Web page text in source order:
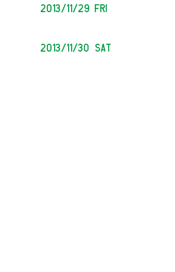
2013/11/30 Sat
2013/11/29 Fri